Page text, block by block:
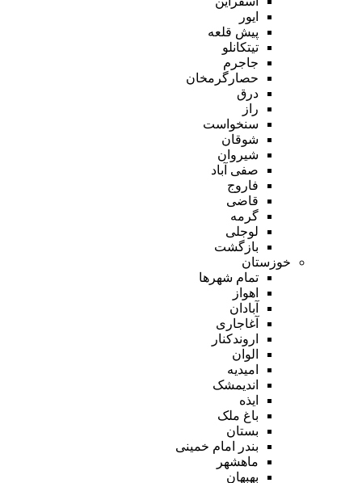
ایور
پیش قلعه
تیتکانلو
جاجرم
حصارگرمخان
درق
راز
سنخواست
شوقان
شیروان
صفی آباد
فاروج
قاضی
گرمه
لوجلی
بازگشت
خوزستان
تمام شهر‌ها
اهواز
آبادان
آغاجاری
اروندکنار
الوان
امیدیه
اندیمشک
ایذه
باغ ملک
بستان
بندر امام خمینی
ماهشهر
بهبهان